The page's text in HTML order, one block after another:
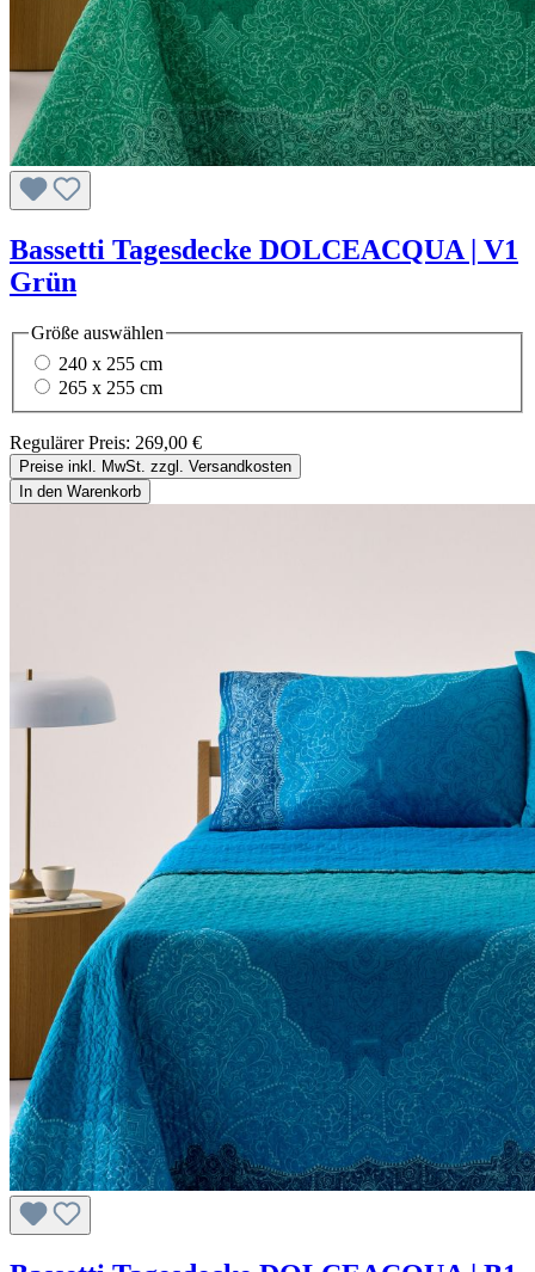
Bassetti Tagesdecke DOLCEACQUA | V1
Grün
Größe auswählen
240 x 255 cm
265 x 255 cm
Regulärer Preis: 269,00 €
Preise inkl. MwSt. zzgl. Versandkosten
In den Warenkorb